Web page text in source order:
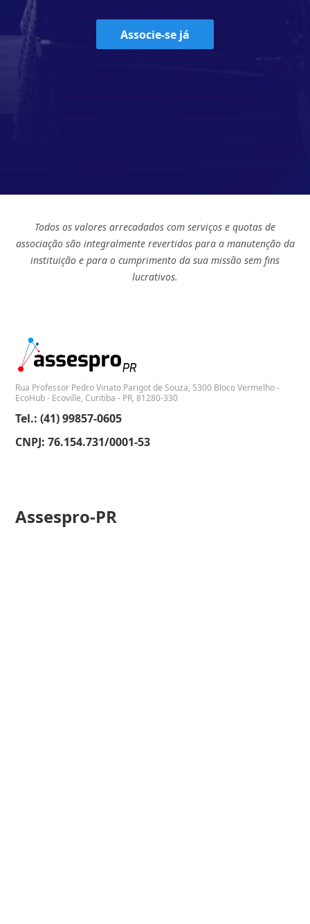
Associe-se já
Todos os valores arrecadados com serviços e quotas de
associação são integralmente revertidos para a manutenção da
instituição e para o cumprimento da sua missão sem fins
lucrativos.
Rua Professor Pedro Viriato Parigot de Souza, 5300 Bloco Vermelho -
EcoHub - Ecoville, Curitiba - PR, 81280-330
Tel.: (41) 99857-0605
CNPJ: 76.154.731/0001-53
Assespro-PR